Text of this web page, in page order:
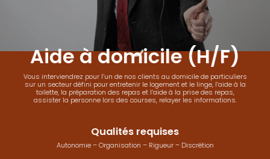
Aide à domicile (H/F)
Vous interviendrez pour l’un de nos clients au domicile de particuliers
sur un secteur défini pour entretenir le logement et le linge, l’aide à la
toilette, la préparation des repas et l’aide à la prise des repas,
assister la personne lors des courses, relayer les informations.
Qualités requises
Autonomie – Organisation – Rigueur – Discrétion